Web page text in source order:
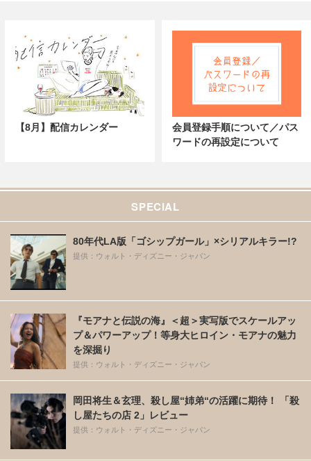
【8月】配信カレンダー
会員登録手順について／パス
ワードの再設定について
SPECIAL
80年代LA版「ゴシップガール」×シリアルキラー!?
提供：ウォルト・ディズニー・ジャパン
『モアナと伝説の海』＜超＞実写版でスケールアッ
プ＆パワーアップ！等身大ヒロイン・モアナの魅力
を深掘り
提供：ウォルト・ディズニー・ジャパン
岡田将生＆玄理、殺し屋“姉弟“の活躍に期待！ 「殺
し屋たちの店 2」レビュー
提供：ウォルト・ディズニー・ジャパン